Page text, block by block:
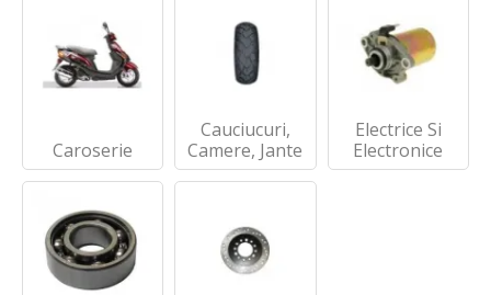
Caroserie
Cauciucuri,
Camere, Jante
Electrice Si
Electronice